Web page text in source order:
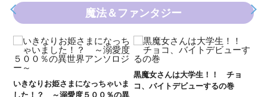
魔法＆ファンタジー
コ、バイトデビューするの巻
新 妖界ナビ・ルナ１～１１ 全
１１巻合本版